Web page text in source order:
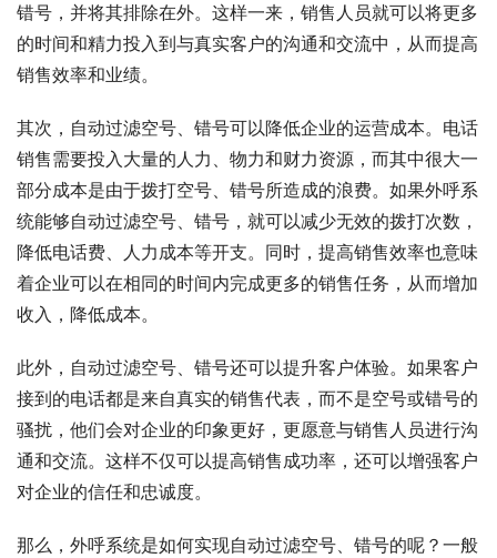
错号，并将其排除在外。这样一来，销售人员就可以将更多
的时间和精力投入到与真实客户的沟通和交流中，从而提高
销售效率和业绩。
其次，自动过滤空号、错号可以降低企业的运营成本。电话
销售需要投入大量的人力、物力和财力资源，而其中很大一
部分成本是由于拨打空号、错号所造成的浪费。如果外呼系
统能够自动过滤空号、错号，就可以减少无效的拨打次数，
降低电话费、人力成本等开支。同时，提高销售效率也意味
着企业可以在相同的时间内完成更多的销售任务，从而增加
收入，降低成本。
此外，自动过滤空号、错号还可以提升客户体验。如果客户
接到的电话都是来自真实的销售代表，而不是空号或错号的
骚扰，他们会对企业的印象更好，更愿意与销售人员进行沟
通和交流。这样不仅可以提高销售成功率，还可以增强客户
对企业的信任和忠诚度。
那么，外呼系统是如何实现自动过滤空号、错号的呢？一般